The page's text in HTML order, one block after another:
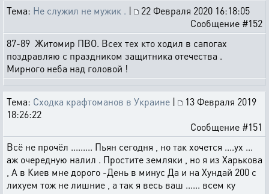
Тема: Не служил не мужик . |
22 Февраля 2020 16:18:05
Сообщение #152
87-89 Житомир ПВО. Всех тех кто ходил в сапогах
поздравляю с праздником защитника отечества .
Мирного неба над головой !
Тема: Сходка крафтоманов в Украине |
13 Февраля 2019
18:26:22
Сообщение #151
Всё не прочёл ......... Пьян сегодня , но так хочется ....ух ...
аж очередную налил . Простите земляки , но я из Харькова
, А в Киев мне дорого -День в минус Да и на Хундай 200 с
лихуем тож не лишние , а так я весь ваш ...... всем ку